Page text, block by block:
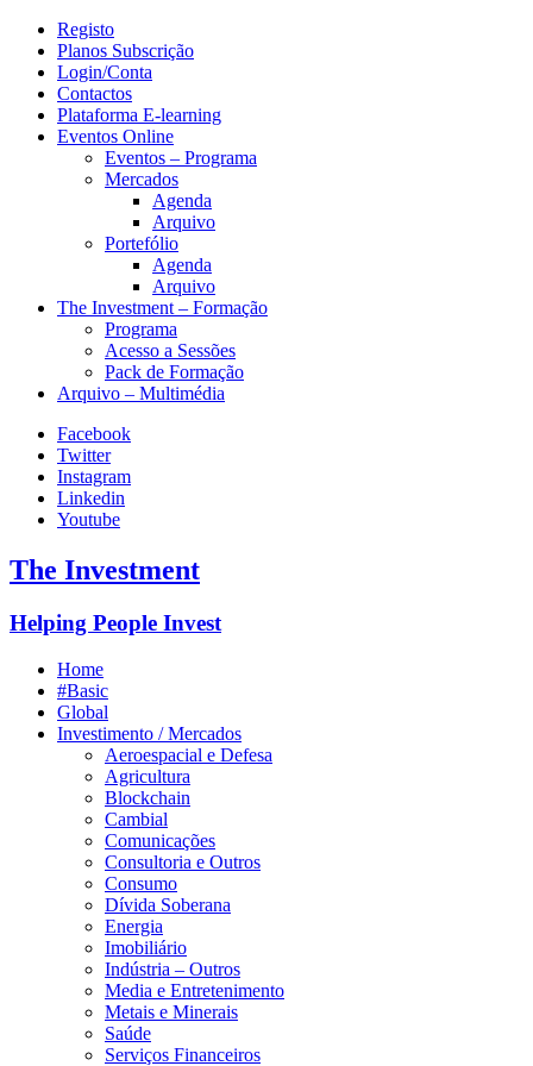
Registo
Planos Subscrição
Login/Conta
Contactos
Plataforma E-learning
Eventos Online
Eventos – Programa
Mercados
Agenda
Arquivo
Portefólio
Agenda
Arquivo
The Investment – Formação
Programa
Acesso a Sessões
Pack de Formação
Arquivo – Multimédia
Facebook
Twitter
Instagram
Linkedin
Youtube
The Investment
Helping People Invest
Home
#Basic
Global
Investimento / Mercados
Aeroespacial e Defesa
Agricultura
Blockchain
Cambial
Comunicações
Consultoria e Outros
Consumo
Dívida Soberana
Energia
Imobiliário
Indústria – Outros
Media e Entretenimento
Metais e Minerais
Saúde
Serviços Financeiros